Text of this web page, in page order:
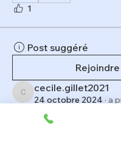
1
Post suggéré
Rejoindre
cecile.gillet2021
cecile.gillet2021
24 octobre 2024 · a
#BougeBouge
Bonjour Camille,